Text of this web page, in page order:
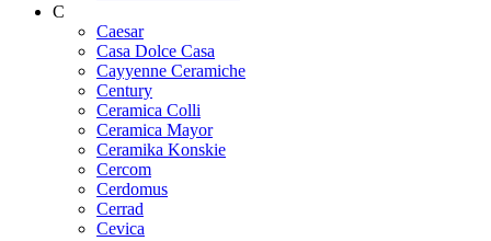
C
Caesar
Casa Dolce Casa
Cayyenne Ceramiche
Century
Ceramica Colli
Ceramica Mayor
Ceramika Konskie
Cercom
Cerdomus
Cerrad
Cevica